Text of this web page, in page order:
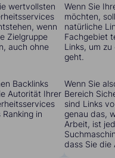
wertvollsten
wenn
Zielgruppe
auch ohne
Backlinks
Autorität Ihrer
in
Wenn Sie
möchten,
natürliche
Fachgebiet
Links, um
geht.
Wenn Sie
Bereich
sind Links
genau das,
Arbeit, ist
dass Sie die